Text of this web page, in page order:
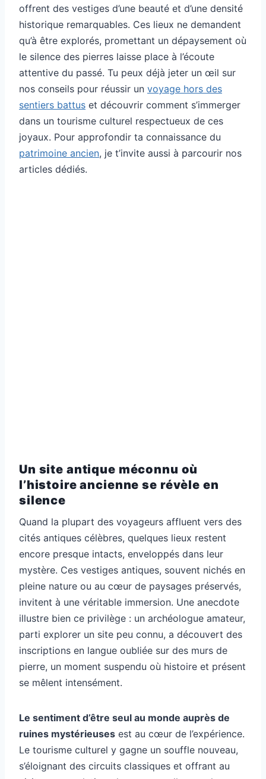
offrent des vestiges d’une beauté et d’une densité
historique remarquables. Ces lieux ne demandent
qu’à être explorés, promettant un dépaysement où
le silence des pierres laisse place à l’écoute
attentive du passé. Tu peux déjà jeter un œil sur
nos conseils pour réussir un voyage hors des
sentiers battus et découvrir comment s’immerger
dans un tourisme culturel respectueux de ces
joyaux. Pour approfondir ta connaissance du
patrimoine ancien, je t’invite aussi à parcourir nos
articles dédiés.
Un site antique méconnu où
l’histoire ancienne se révèle en
silence
Quand la plupart des voyageurs affluent vers des
cités antiques célèbres, quelques lieux restent
encore presque intacts, enveloppés dans leur
mystère. Ces vestiges antiques, souvent nichés en
pleine nature ou au cœur de paysages préservés,
invitent à une véritable immersion. Une anecdote
illustre bien ce privilège : un archéologue amateur,
parti explorer un site peu connu, a découvert des
inscriptions en langue oubliée sur des murs de
pierre, un moment suspendu où histoire et présent
se mêlent intensément.
Le sentiment d’être seul au monde auprès de
ruines mystérieuses est au cœur de l’expérience.
Le tourisme culturel y gagne un souffle nouveau,
s’éloignant des circuits classiques et offrant au